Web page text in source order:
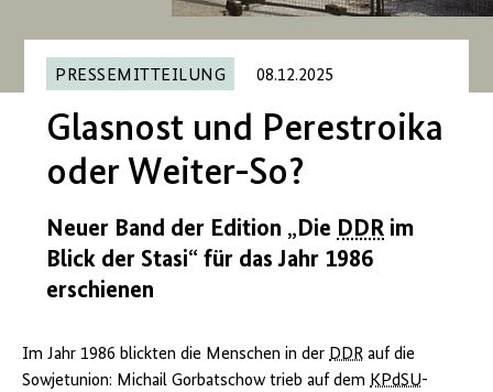
PRESSEMITTEILUNG 08.12.2025
Glasnost und Perestroika
oder Weiter-So?
Neuer Band der Edition „Die DDR im
Blick der Stasi“ für das Jahr 1986
erschienen
Im Jahr 1986 blickten die Menschen in der DDR auf die
Sowjetunion: Michail Gorbatschow trieb auf dem KPdSU-